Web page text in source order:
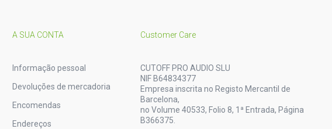
A SUA CONTA
Informação pessoal
Devoluções de mercadoria
Encomendas
Endereços
Customer Care
CUTOFF PRO AUDIO SLU
NIF B64834377
Empresa inscrita no Registo Mercantil de
Barcelona,
no Volume 40533, Folio 8, 1ª Entrada, Página
B366375.